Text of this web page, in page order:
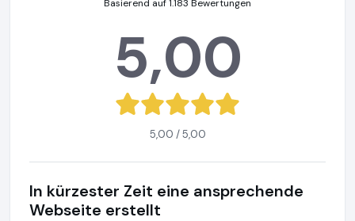
Basierend auf 1.183 Bewertungen
5,00
5,00 / 5,00
In kürzester Zeit eine ansprechende
Webseite erstellt